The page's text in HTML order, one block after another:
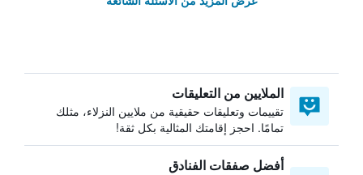
الملايين من التعليقات
تقييمات وتعليقات حقيقية من ملايين النزلاء، مثلك
تمامًا. احجز إقامتك المثالية بكل ثقة!
أفضل صفقات الفنادق